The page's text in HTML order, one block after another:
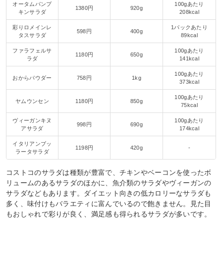
オータムパンプ
キンサラダ
1380円 920g
100gあたり
208kcal
彩りロメインレ
タスサラダ
598円 400g
1パックあたり
89kcal
ファラフェルサ
ラダ
1180円 650g
100gあたり
141kcal
おからパウダー 758円 1kg
100gあたり
373kcal
ヤムウンセン 1180円 850g
100gあたり
75kcal
ヴィーガンキヌ
アサラダ
998円 690g
100gあたり
174kcal
イタリアンブッ
ラータサラダ
1198円 420g -
コストコのサラダは種類が豊富で、チキンやベーコンを使ったボ
リュームのあるサラダのほかに、魚介類のサラダやヴィーガンの
サラダなどもあります。ダイエット向きの低カロリーなサラダも
多く、味付けもバラエティに富んでいるので飽きません。見た目
もおしゃれで彩りが良く、満足感も得られるサラダが多いです。